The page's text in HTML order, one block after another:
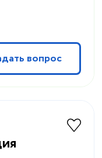
вопрос